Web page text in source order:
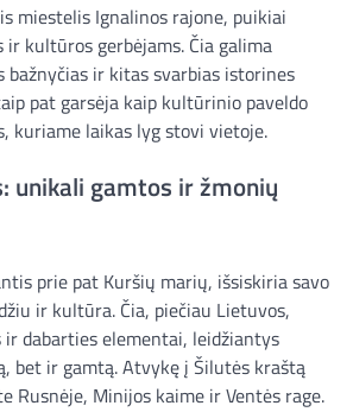
miestelis Ignalinos rajone, puikiai
kultūros gerbėjams. Čia galima
bažnyčias ir kitas svarbias istorines
pat garsėja kaip kultūrinio paveldo
kuriame laikas lyg stovi vietoje.
unikali gamtos ir žmonių
prie pat Kuršių marių, išsiskiria savo
ir kultūra. Čia, piečiau Lietuvos,
dabarties elementai, leidžiantys
bet ir gamtą. Atvykę į Šilutės kraštą
Rusnėje, Minijos kaime ir Ventės rage.